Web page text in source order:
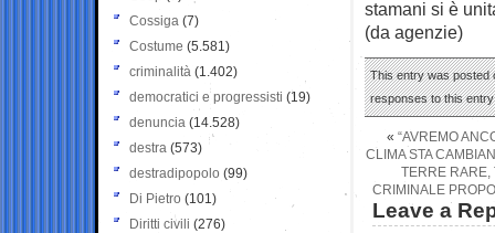
stamani si è
(da agenzie)
This entry was posted
responses to this
« “AVREMO
CLIMA STA
TERRE RARE,
CRIMINALE
Leave a
Cossiga (7)
Costume (5.581)
criminalità (1.402)
democratici e progressisti (19)
denuncia (14.528)
destra (573)
destradipopolo (99)
Di Pietro (101)
Diritti civili (276)